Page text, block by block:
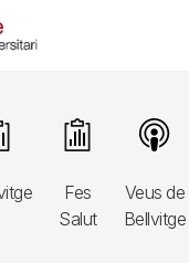
Fes
Salut
Image
Veus de
Bellvitge
Image